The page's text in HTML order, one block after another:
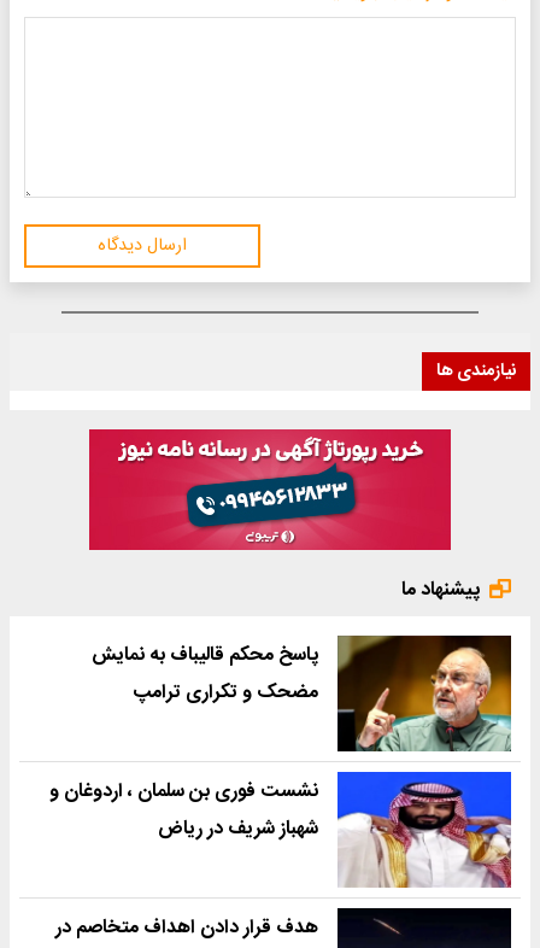
ارسال دیدگاه
نیازمندی ها
پیشنهاد ما
پاسخ محکم قالیباف به نمایش
مضحک و تکراری ترامپ
نشست فوری بن سلمان ، اردوغان و
شهباز شریف در ریاض
هدف قرار دادن اهداف متخاصم در